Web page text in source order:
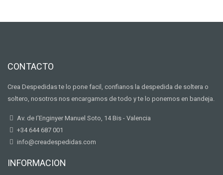
CONTACTO
Crea Despedidas te lo pone facil, confianos la despedida de soltera o
soltero, nosotros nos encargamos de todo y te lo ponemos en bandeja.
Av. de I'Enginyer Manuel Soto, 14 Bis - Valencia
+34 644 687 001
info@creadespedidas.com
INFORMACION